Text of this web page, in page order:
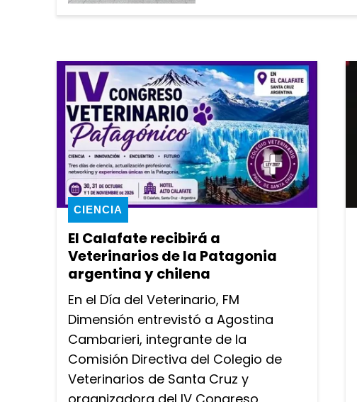
El Calafate recibirá a
Veterinarios de la Patagonia
argentina y chilena
CIENCIA
En el Día del Veterinario, FM
Dimensión entrevistó a Agostina
Cambarieri, integrante de la
Comisión Directiva del Colegio de
Veterinarios de Santa Cruz y